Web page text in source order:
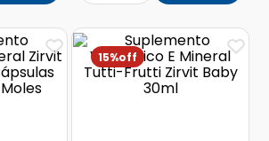
15%